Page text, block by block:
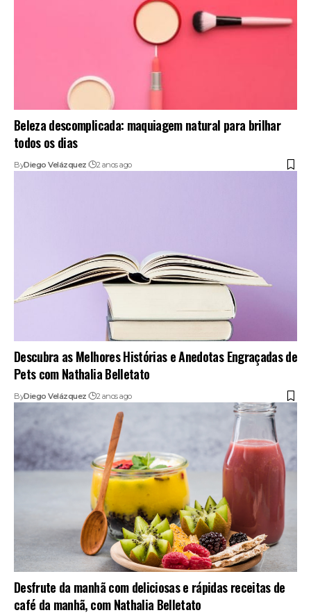
Beleza descomplicada: maquiagem natural para brilhar
todos os dias
ByDiego Velázquez 2 anos ago
Descubra as Melhores Histórias e Anedotas Engraçadas de
Pets com Nathalia Belletato
ByDiego Velázquez 2 anos ago
Desfrute da manhã com deliciosas e rápidas receitas de
café da manhã, com Nathalia Belletato